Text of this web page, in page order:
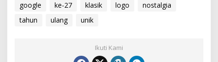
google
ke-27 klasik logo
nostalgia
tahun
ulang unik
Ikuti Kami